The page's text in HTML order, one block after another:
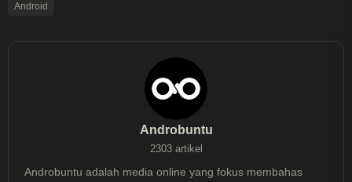
Android
Androbuntu
2303 artikel
Androbuntu adalah media online yang fokus membahas